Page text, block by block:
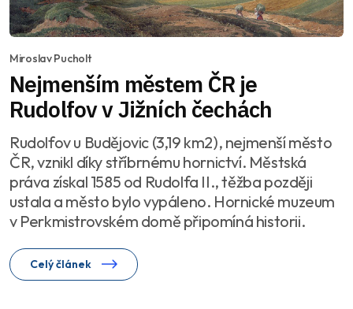
Miroslav Pucholt
Nejmenším městem ČR je
Rudolfov v Jižních čechách
Rudolfov u Budějovic (3,19 km2), nejmenší město
ČR, vznikl díky stříbrnému hornictví. Městská
práva získal 1585 od Rudolfa II., těžba později
ustala a město bylo vypáleno. Hornické muzeum
v Perkmistrovském domě připomíná historii.
Celý článek